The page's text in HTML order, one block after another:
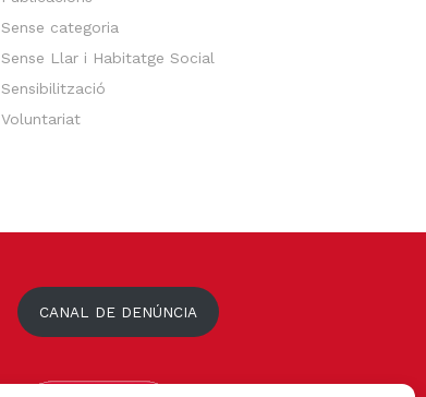
Sense categoria
Sense Llar i Habitatge Social
Sensibilització
Voluntariat
CANAL DE DENÚNCIA